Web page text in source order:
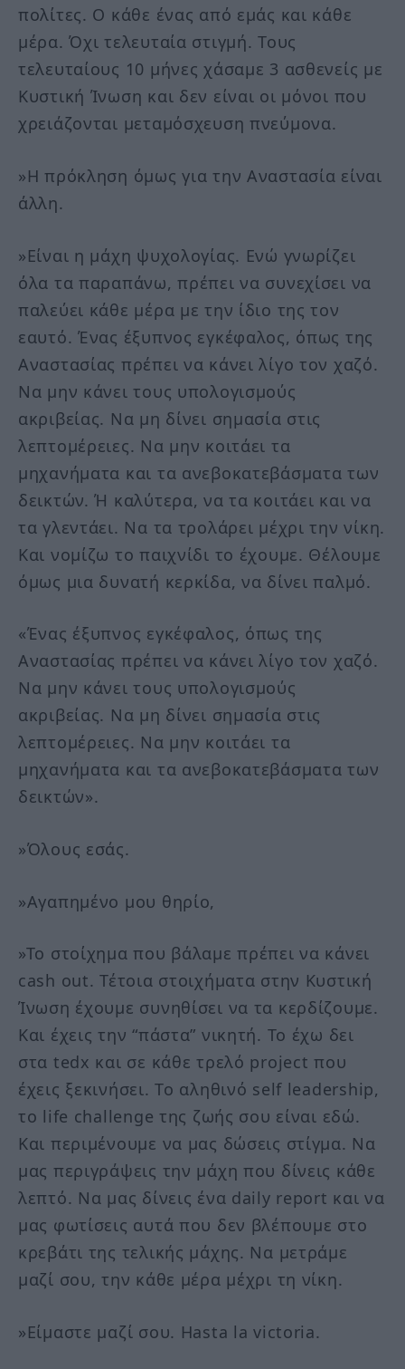
πολίτες. Ο κάθε ένας από εμάς και κάθε
μέρα. Όχι τελευταία στιγμή. Τους
τελευταίους 10 μήνες χάσαμε 3 ασθενείς με
Κυστική Ίνωση και δεν είναι οι μόνοι που
χρειάζονται μεταμόσχευση πνεύμονα.
»Η πρόκληση όμως για την Αναστασία είναι
άλλη.
»Είναι η μάχη ψυχολογίας. Ενώ γνωρίζει
όλα τα παραπάνω, πρέπει να συνεχίσει να
παλεύει κάθε μέρα με την ίδιο της τον
εαυτό. Ένας έξυπνος εγκέφαλος, όπως της
Αναστασίας πρέπει να κάνει λίγο τον χαζό.
Να μην κάνει τους υπολογισμούς
ακριβείας. Να μη δίνει σημασία στις
λεπτομέρειες. Να μην κοιτάει τα
μηχανήματα και τα ανεβοκατεβάσματα των
δεικτών. Ή καλύτερα, να τα κοιτάει και να
τα γλεντάει. Να τα τρολάρει μέχρι την νίκη.
Και νομίζω το παιχνίδι το έχουμε. Θέλουμε
όμως μια δυνατή κερκίδα, να δίνει παλμό.
«Ένας έξυπνος εγκέφαλος, όπως της
Αναστασίας πρέπει να κάνει λίγο τον χαζό.
Να μην κάνει τους υπολογισμούς
ακριβείας. Να μη δίνει σημασία στις
λεπτομέρειες. Να μην κοιτάει τα
μηχανήματα και τα ανεβοκατεβάσματα των
δεικτών».
»Όλους εσάς.
»Αγαπημένο μου θηρίο,
»Το στοίχημα που βάλαμε πρέπει να κάνει
cash out. Τέτοια στοιχήματα στην Κυστική
Ίνωση έχουμε συνηθίσει να τα κερδίζουμε.
Και έχεις την “πάστα” νικητή. Το έχω δει
στα tedx και σε κάθε τρελό project που
έχεις ξεκινήσει. Το αληθινό self leadership,
το life challenge της ζωής σου είναι εδώ.
Και περιμένουμε να μας δώσεις στίγμα. Να
μας περιγράψεις την μάχη που δίνεις κάθε
λεπτό. Να μας δίνεις ένα daily report και να
μας φωτίσεις αυτά που δεν βλέπουμε στο
κρεβάτι της τελικής μάχης. Να μετράμε
μαζί σου, την κάθε μέρα μέχρι τη νίκη.
»Είμαστε μαζί σου. Hasta la victoria.